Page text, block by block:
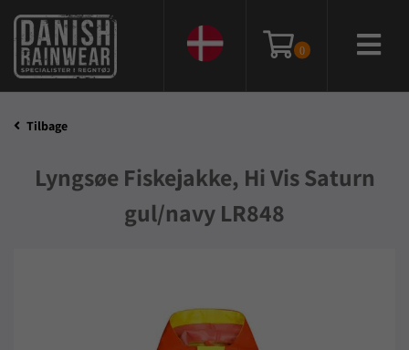
0
Tilbage
Lyngsøe Fiskejakke, Hi Vis Saturn
gul/navy LR848